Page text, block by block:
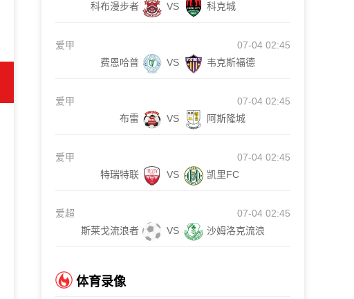
科布漫步者
VS 科克城
爱甲
07-04 02:45
费恩哈普
VS 韦克斯福德
爱甲
07-04 02:45
布雷
VS 阿斯隆城
爱甲
07-04 02:45
特瑞特联
VS 凯里FC
爱超
07-04 02:45
斯莱戈流浪者
VS 沙姆洛克流浪
体育录像